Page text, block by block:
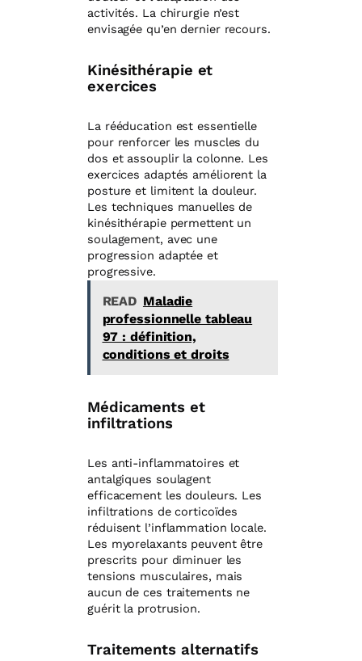
activités. La chirurgie n’est
envisagée qu’en dernier recours.
Kinésithérapie et
exercices
La rééducation est essentielle
pour renforcer les muscles du
dos et assouplir la colonne. Les
exercices adaptés améliorent la
posture et limitent la douleur.
Les techniques manuelles de
kinésithérapie permettent un
soulagement, avec une
progression adaptée et
progressive.
READ Maladie
professionnelle tableau
97 : définition,
conditions et droits
Médicaments et
infiltrations
Les anti-inflammatoires et
antalgiques soulagent
efficacement les douleurs. Les
infiltrations de corticoïdes
réduisent l’inflammation locale.
Les myorelaxants peuvent être
prescrits pour diminuer les
tensions musculaires, mais
aucun de ces traitements ne
guérit la protrusion.
Traitements alternatifs